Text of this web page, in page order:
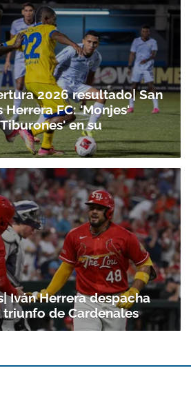
2026 resultado| San
Herrera FC: 'Monjes'
en su
Iván Herrera despacha
triunfo de Cardenales